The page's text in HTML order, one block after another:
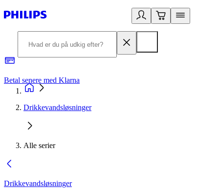
Betal senere med Klarna
Drikkevandsløsninger
Alle serier
Drikkevandsløsninger